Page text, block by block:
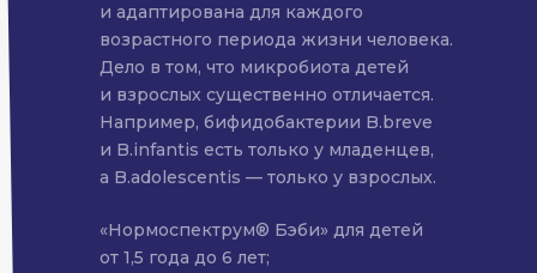
и адаптирована для каждого
возрастного периода жизни человека.
Дело в том, что микробиота детей
и взрослых существенно отличается.
Например, бифидобактерии B.breve
и B.infantis есть только у младенцев,
а B.adolescentis — только у взрослых.
«Нормоспектрум® Бэби» для детей
от 1,5 года до 6 лет;